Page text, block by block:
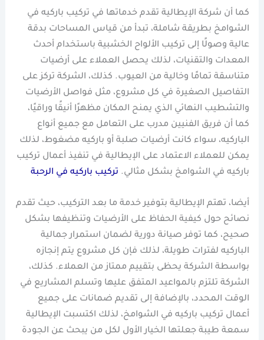
كما أن شركة الإيطالية تقدم خدماتها في تركيب باركيه في
الشوامخ بطريقة شاملة، تبدأ من قياس المساحات بدقة
عالية وصولًا إلى تركيب الألواح الخشبية باستخدام أحدث
المعدات والتقنيات، لذلك يحصل العملاء على أرضيات
متناسقة تمامًا وخالية من العيوب. كذلك، الشركة تركز على
التفاصيل الصغيرة في كل مشروع، مثل فواصل الأرضيات
والتشطيب النهائي الذي يمنح المكان مظهرًا أنيقًا وراقيًا،
كما أن فريق الفنيين مدرب على التعامل مع جميع أنواع
الباركيه، سواء كانت أرضيات صلبة أو باركيه مضغوط، لذلك
يمكن للعملاء الاعتماد على الإيطالية في تنفيذ أعمال تركيب
باركيه في الشوامخ بشكل مثالي. تركيب باركيه في الرحبة
أيضا، تهتم الإيطالية بتوفير خدمة ما بعد التركيب، حيث تقدم
نصائح حول كيفية الحفاظ على الأرضيات وتنظيفها بشكل
صحيح، كما توفر صيانة دورية لضمان استمرار جمالية
الباركيه لفترات طويلة، لذلك فإن كل مشروع يتم إنجازه
بواسطة الشركة يحظى بتقييم ممتاز من العملاء. كذلك،
الشركة تلتزم بالمواعيد المتفق عليها وتسلم المشاريع في
الوقت المحدد، بالإضافة إلى تقديم ضمانات على جميع
أعمال تركيب باركيه في الشوامخ، لذلك اكتسبت الإيطالية
سمعة طيبة جعلتها الخيار الأول لكل من يبحث عن الجودة